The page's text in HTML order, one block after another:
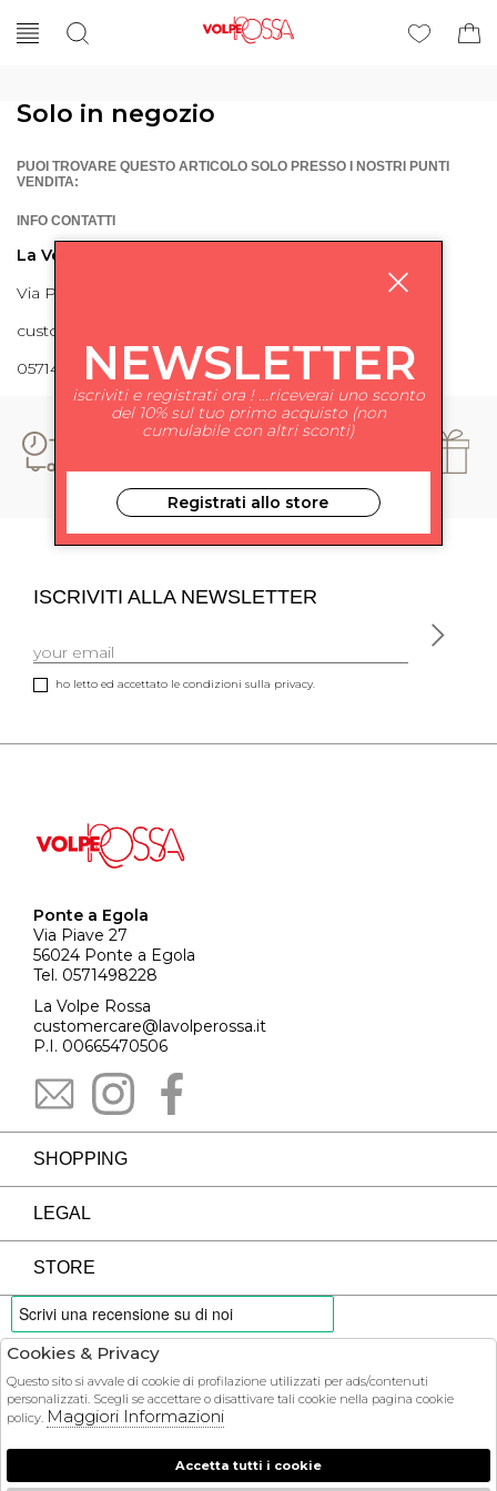
Solo in negozio
PUOI TROVARE QUESTO ARTICOLO SOLO PRESSO I NOSTRI PUNTI
VENDITA:
INFO CONTATTI
La Volpe Rossa
Via Piave 27 56024 Ponte a Egola
customercare@lavolperossa.it
0571498228
ISCRIVITI ALLA NEWSLETTER
ho letto ed accettato le condizioni sulla privacy.
Ponte a Egola
Via Piave 27
56024 Ponte a Egola
Tel. 0571498228
La Volpe Rossa
customercare@lavolperossa.it
P.I. 00665470506
SHOPPING
LEGAL
STORE
PAYMENTS
COURIER
NEWSLETTER
iscriviti e registrati ora ! ...riceverai uno sconto
del 10% sul tuo primo acquisto (non
cumulabile con altri sconti)
Registrati allo store
Cookies & Privacy
Questo sito si avvale di cookie di profilazione utilizzati per ads/contenuti
personalizzati. Scegli se accettare o disattivare tali cookie nella pagina cookie
policy. Maggiori Informazioni
Accetta tutti i cookie